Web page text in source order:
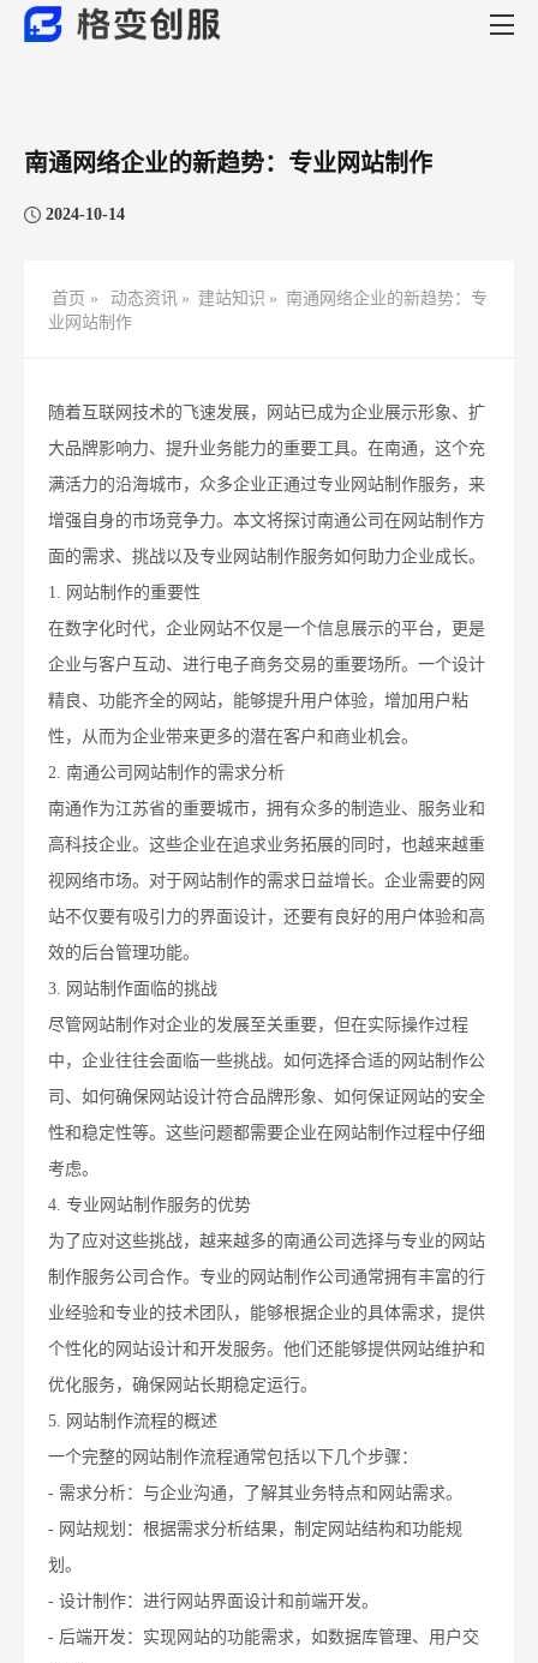
南通网络企业的新趋势：专业网站制作
2024-10-14
首页 » 动态资讯 » 建站知识 » 南通网络企业的新趋势：专
业网站制作
随着互联网技术的飞速发展，网站已成为企业展示形象、扩
大品牌影响力、提升业务能力的重要工具。在南通，这个充
满活力的沿海城市，众多企业正通过专业网站制作服务，来
增强自身的市场竞争力。本文将探讨南通公司在网站制作方
面的需求、挑战以及专业网站制作服务如何助力企业成长。
1. 网站制作的重要性
在数字化时代，企业网站不仅是一个信息展示的平台，更是
企业与客户互动、进行电子商务交易的重要场所。一个设计
精良、功能齐全的网站，能够提升用户体验，增加用户粘
性，从而为企业带来更多的潜在客户和商业机会。
2. 南通公司网站制作的需求分析
南通作为江苏省的重要城市，拥有众多的制造业、服务业和
高科技企业。这些企业在追求业务拓展的同时，也越来越重
视网络市场。对于网站制作的需求日益增长。企业需要的网
站不仅要有吸引力的界面设计，还要有良好的用户体验和高
效的后台管理功能。
3. 网站制作面临的挑战
尽管网站制作对企业的发展至关重要，但在实际操作过程
中，企业往往会面临一些挑战。如何选择合适的网站制作公
司、如何确保网站设计符合品牌形象、如何保证网站的安全
性和稳定性等。这些问题都需要企业在网站制作过程中仔细
考虑。
4. 专业网站制作服务的优势
为了应对这些挑战，越来越多的南通公司选择与专业的网站
制作服务公司合作。专业的网站制作公司通常拥有丰富的行
业经验和专业的技术团队，能够根据企业的具体需求，提供
个性化的网站设计和开发服务。他们还能够提供网站维护和
优化服务，确保网站长期稳定运行。
5. 网站制作流程的概述
一个完整的网站制作流程通常包括以下几个步骤：
- 需求分析：与企业沟通，了解其业务特点和网站需求。
- 网站规划：根据需求分析结果，制定网站结构和功能规
划。
- 设计制作：进行网站界面设计和前端开发。
- 后端开发：实现网站的功能需求，如数据库管理、用户交